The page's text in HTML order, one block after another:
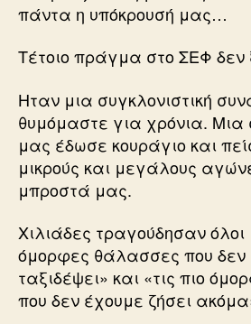
πάντα η υπόκρουσή μας…
Τέτοιο πράγμα στο ΣΕΦ δεν
Ηταν μια συγκλονιστική
θυμόμαστε για χρόνια. Μια
μας έδωσε κουράγιο και
μικρούς και μεγάλους
μπροστά μας.
Χιλιάδες τραγούδησαν όλοι
όμορφες θάλασσες που
ταξιδέψει» και «τις πιο
που δεν έχουμε ζήσει